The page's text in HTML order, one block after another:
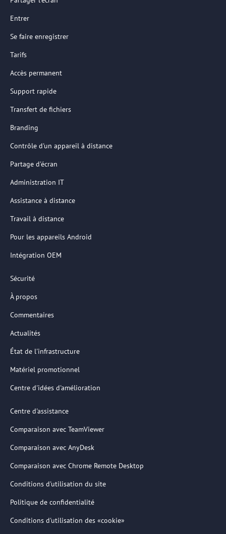
Entrer
Se faire enregistrer
Tarifs
Accès permanent
Support rapide
Transfert de fichiers
Branding
Contrôle d'un appareil à distance
Partage d'écran
Administration IT
Assistance à distance
Travail à distance
Pour les appareils Android
Intégration OEM
Sécurité
À propos
Commentaires
Actualités
État de l'infrastructure
Matériel promotionnel
Centre d'idées d'amélioration
Centre d'assistance
Comparaison avec TeamViewer
Comparaison avec AnyDesk
Comparaison avec Chrome Remote Desktop
Conditions d'utilisation du site
Politique de confidentialité
Conditions d'utilisation des «cookie»